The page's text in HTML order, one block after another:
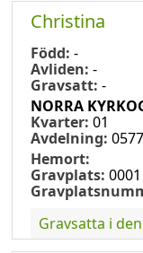
Christina
Född: -
Avliden: -
Gravsatt: -
NORRA
Kvarter: 01
Avdelning: 0577
Hemort:
Gravplats: 0001
Gravsatta i